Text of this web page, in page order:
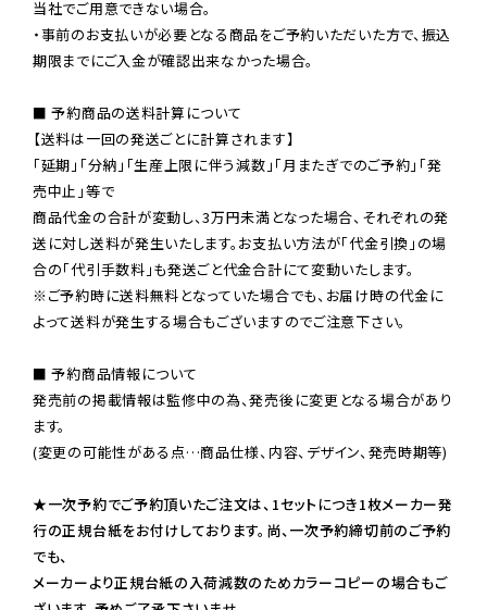
当社でご用意できない場合。
・事前のお支払いが必要となる商品をご予約いただいた方で、振込
期限までにご入金が確認出来なかった場合。
■ 予約商品の送料計算について
【送料は一回の発送ごとに計算されます】
「延期」「分納」「生産上限に伴う減数」「月またぎでのご予約」「発
売中止」等で
商品代金の合計が変動し、3万円未満となった場合、それぞれの発
送に対し送料が発生いたします。お支払い方法が「代金引換」の場
※ご予約時に送料無料となっていた場合でも、お届け時の代金に
よって送料が発生する場合もございますのでご注意下さい。
■ 予約商品情報について
発売前の掲載情報は監修中の為、発売後に変更となる場合があり
ます。
(変更の可能性がある点…商品仕様、内容、デザイン、発売時期等)
★一次予約でご予約頂いたご注文は、1セットにつき1枚メーカー発
行の正規台紙をお付けしております。尚、一次予約締切前のご予約
でも、
メーカーより正規台紙の入荷減数のためカラーコピーの場合もご